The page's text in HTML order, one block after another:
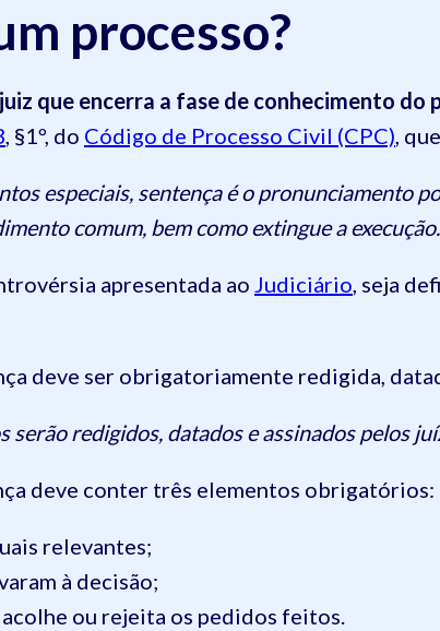
processo?
que encerra a fase de conhecimento
, §1º, do Código de Processo Civil (CPC),
especiais, sentença é o pronunciamento
comum, bem como extingue a
apresentada ao Judiciário, seja
deve ser obrigatoriamente redigida,
serão redigidos, datados e assinados pelos
deve conter três elementos obrigatórios:
relevantes;
à decisão;
ou rejeita os pedidos feitos.